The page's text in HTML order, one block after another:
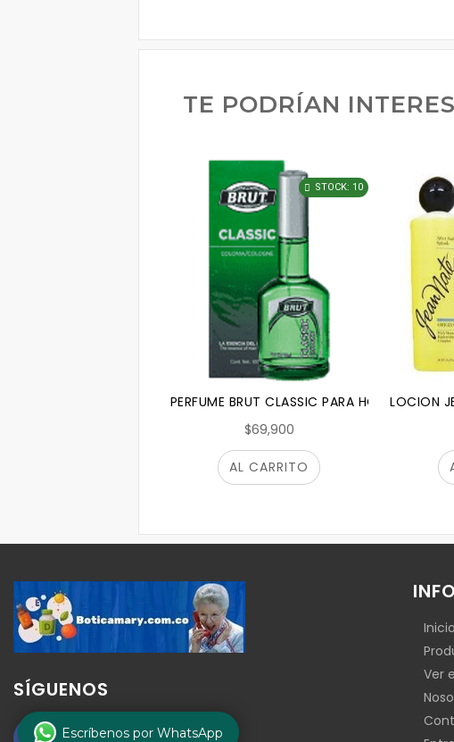
TE PODRÍAN
PERFUME BRUT CLASSIC PARA HOMBRE DE
$69,900
STOCK: 10
AL CARRITO
LOCION
SÍGUENOS
Inicio
Ver
Escríbenos por WhatsApp